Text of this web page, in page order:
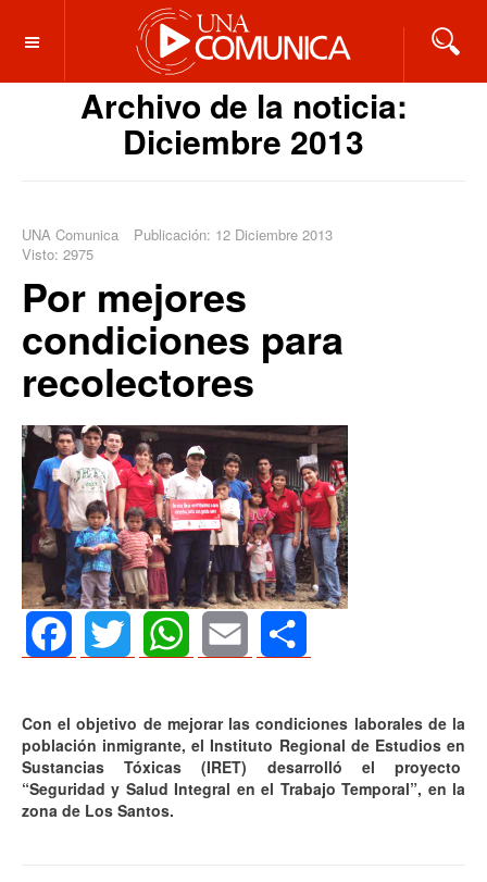
OFF CANVAS
Archivo de la noticia:
Diciembre 2013
UNA Comunica
Publicación: 12 Diciembre 2013
Visto: 2975
Por mejores
condiciones para
recolectores
Con el objetivo de mejorar las condiciones laborales de la
población inmigrante, el Instituto Regional de Estudios en
Sustancias Tóxicas (IRET) desarrolló el proyecto
“Seguridad y Salud Integral en el Trabajo Temporal”, en la
zona de Los Santos.